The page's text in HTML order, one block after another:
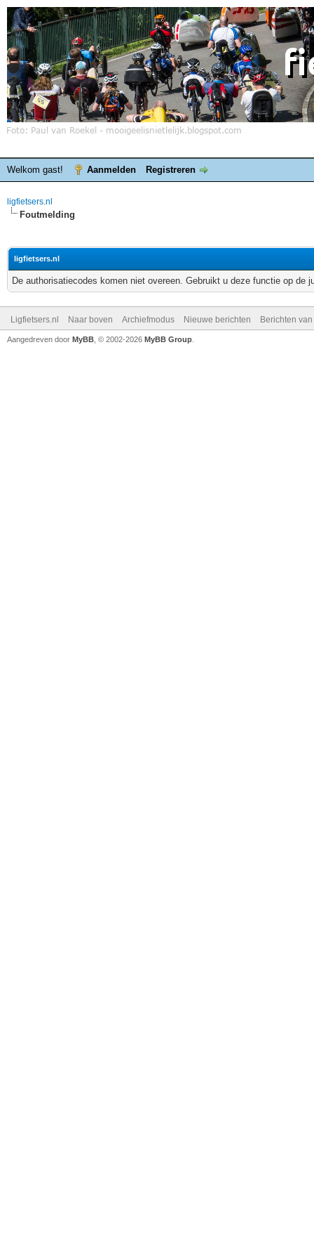
Welkom gast! Aanmelden Registreren
ligfietsers.nl
Foutmelding
ligfietsers.nl
De authorisatiecodes komen niet overeen. Gebruikt u deze functie op de
Ligfietsers.nl Naar boven Archiefmodus Nieuwe berichten Berichten
Aangedreven door MyBB , © 2002-2026 MyBB Group